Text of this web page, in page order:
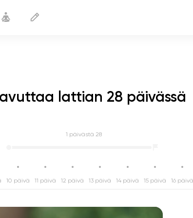
lattian 28 päivässä
1 päivästä 28
10 päivä 11 päivä 12 päivä 13 päivä 14 päivä 15 päivä 16 päivä